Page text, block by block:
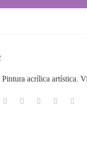
Pintura acrílica artística,